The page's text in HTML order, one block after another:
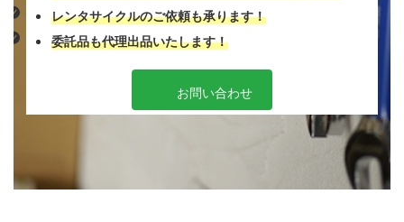
レンタサイクルのご依頼も承ります！
委託品も代理出品いたします！
お問い合わせ